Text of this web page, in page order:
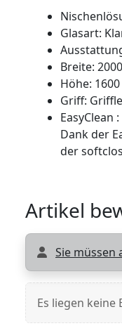
Glasart:
Breite:
Höhe:
Griff:
EasyClean
Dank der
der
Artikel
Sie müssen
Es liegen keine